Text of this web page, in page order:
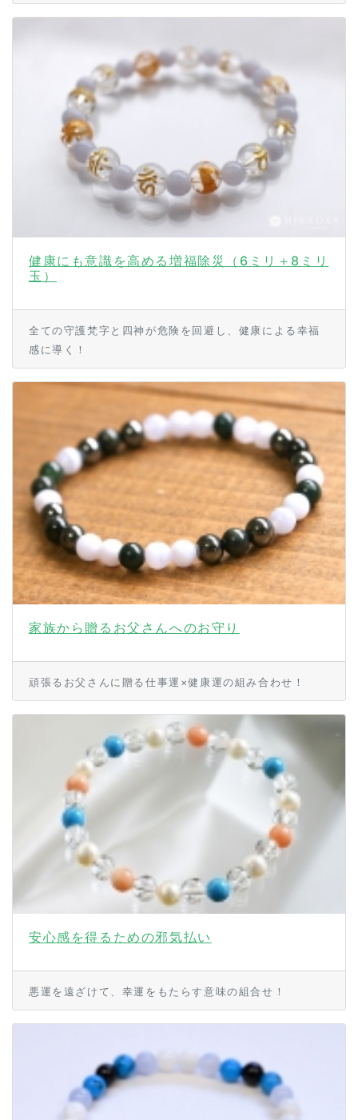
健康にも意識を高める増福除災（6ミリ＋8ミリ
玉）
全ての守護梵字と四神が危険を回避し、健康による幸福
感に導く！
家族から贈るお父さんへのお守り
頑張るお父さんに贈る仕事運×健康運の組み合わせ！
安心感を得るための邪気払い
悪運を遠ざけて、幸運をもたらす意味の組合せ！